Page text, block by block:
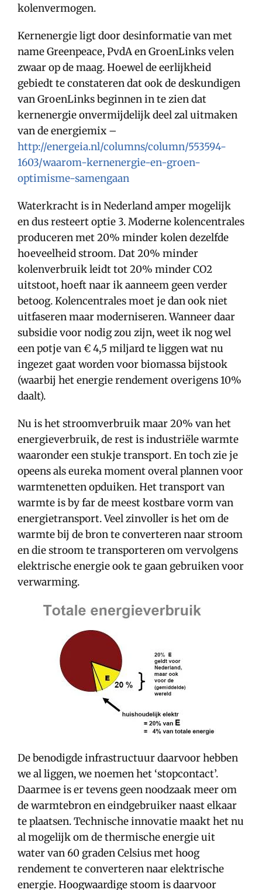
kolenvermogen.
Kernenergie ligt door desinformatie van met
name Greenpeace, PvdA en GroenLinks velen
zwaar op de maag. Hoewel de eerlijkheid
gebiedt te constateren dat ook de deskundigen
van GroenLinks beginnen in te zien dat
kernenergie onvermijdelijk deel zal uitmaken
van de energiemix –
http://energeia.nl/columns/column/553594-
1603/waarom-kernenergie-en-groen-
optimisme-samengaan
Waterkracht is in Nederland amper mogelijk
en dus resteert optie 3. Moderne kolencentrales
produceren met 20% minder kolen dezelfde
hoeveelheid stroom. Dat 20% minder
kolenverbruik leidt tot 20% minder CO2
uitstoot, hoeft naar ik aanneem geen verder
betoog. Kolencentrales moet je dan ook niet
uitfaseren maar moderniseren. Wanneer daar
subsidie voor nodig zou zijn, weet ik nog wel
een potje van € 4,5 miljard te liggen wat nu
ingezet gaat worden voor biomassa bijstook
(waarbij het energie rendement overigens 10%
daalt).
Nu is het stroomverbruik maar 20% van het
energieverbruik, de rest is industriële warmte
waaronder een stukje transport. En toch zie je
opeens als eureka moment overal plannen voor
warmtenetten opduiken. Het transport van
warmte is by far de meest kostbare vorm van
energietransport. Veel zinvoller is het om de
warmte bij de bron te converteren naar stroom
en die stroom te transporteren om vervolgens
elektrische energie ook te gaan gebruiken voor
verwarming.
De benodigde infrastructuur daarvoor hebben
we al liggen, we noemen het ‘stopcontact’.
Daarmee is er tevens geen noodzaak meer om
de warmtebron en eindgebruiker naast elkaar
te plaatsen. Technische innovatie maakt het nu
al mogelijk om de thermische energie uit
water van 60 graden Celsius met hoog
rendement te converteren naar elektrische
energie. Hoogwaardige stoom is daarvoor